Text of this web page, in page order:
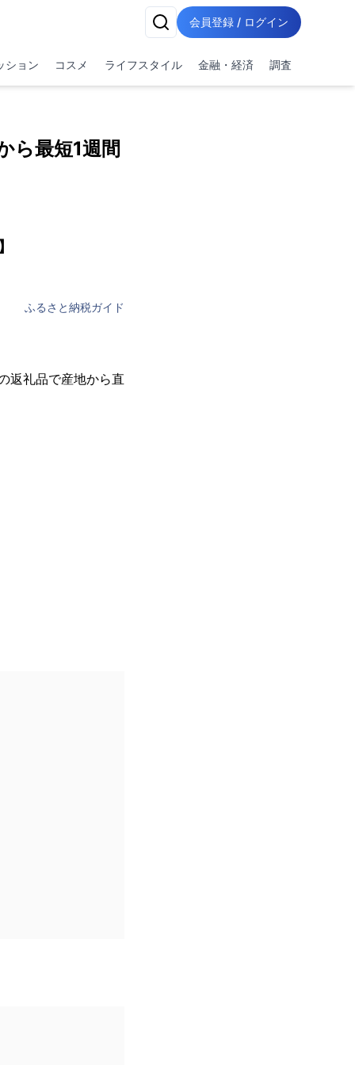
会員登録 / ログイン
ション コスメ ライフスタイル 金融・経済 調査
ら最短1週間
ふるさと納税ガイド
返礼品で産地から直